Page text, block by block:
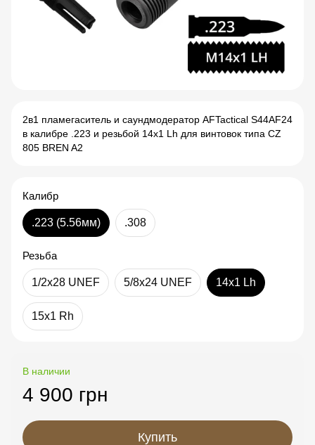
2в1 пламегаситель и саундмодератор AFTactical S44AF24
в калибре .223 и резьбой 14x1 Lh для винтовок типа CZ
805 BREN A2
Калибр
.223 (5.56мм) .308
Резьба
1/2x28 UNEF 5/8x24 UNEF 14x1 Lh
15x1 Rh
В наличии
4 900 грн
Купить